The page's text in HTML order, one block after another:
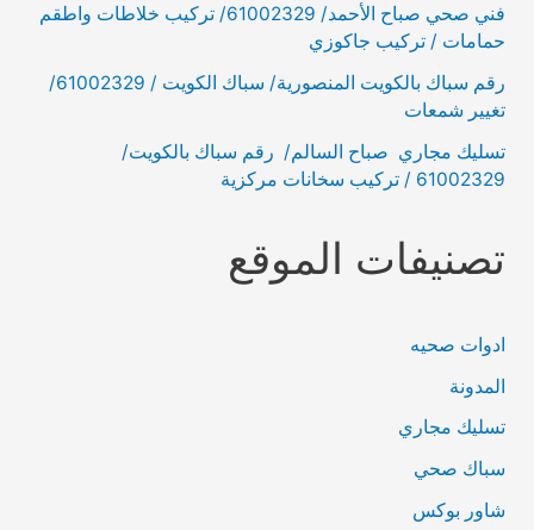
فني صحي صباح الأحمد/ 61002329/ تركيب خلاطات واطقم
حمامات / تركيب جاكوزي
رقم سباك بالكويت المنصورية/ سباك الكويت / 61002329/
تغيير شمعات
تسليك مجاري صباح السالم/ رقم سباك بالكويت/
61002329 / تركيب سخانات مركزية
تصنيفات الموقع
ادوات صحيه
المدونة
تسليك مجاري
سباك صحي
شاور بوكس